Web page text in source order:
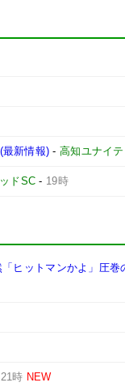
最新情報) - 高知ユナイ
ドSC - 19時
ヒットマンかよ」圧巻
21時 NEW